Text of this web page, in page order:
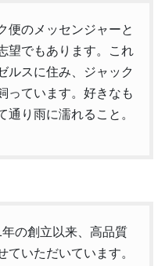
便のメッセンジャーと
望でもあります。これ
ルスに住み、ジャック
っています。好きなも
り雨に濡れること。
の創立以来、高品質
いただいています。